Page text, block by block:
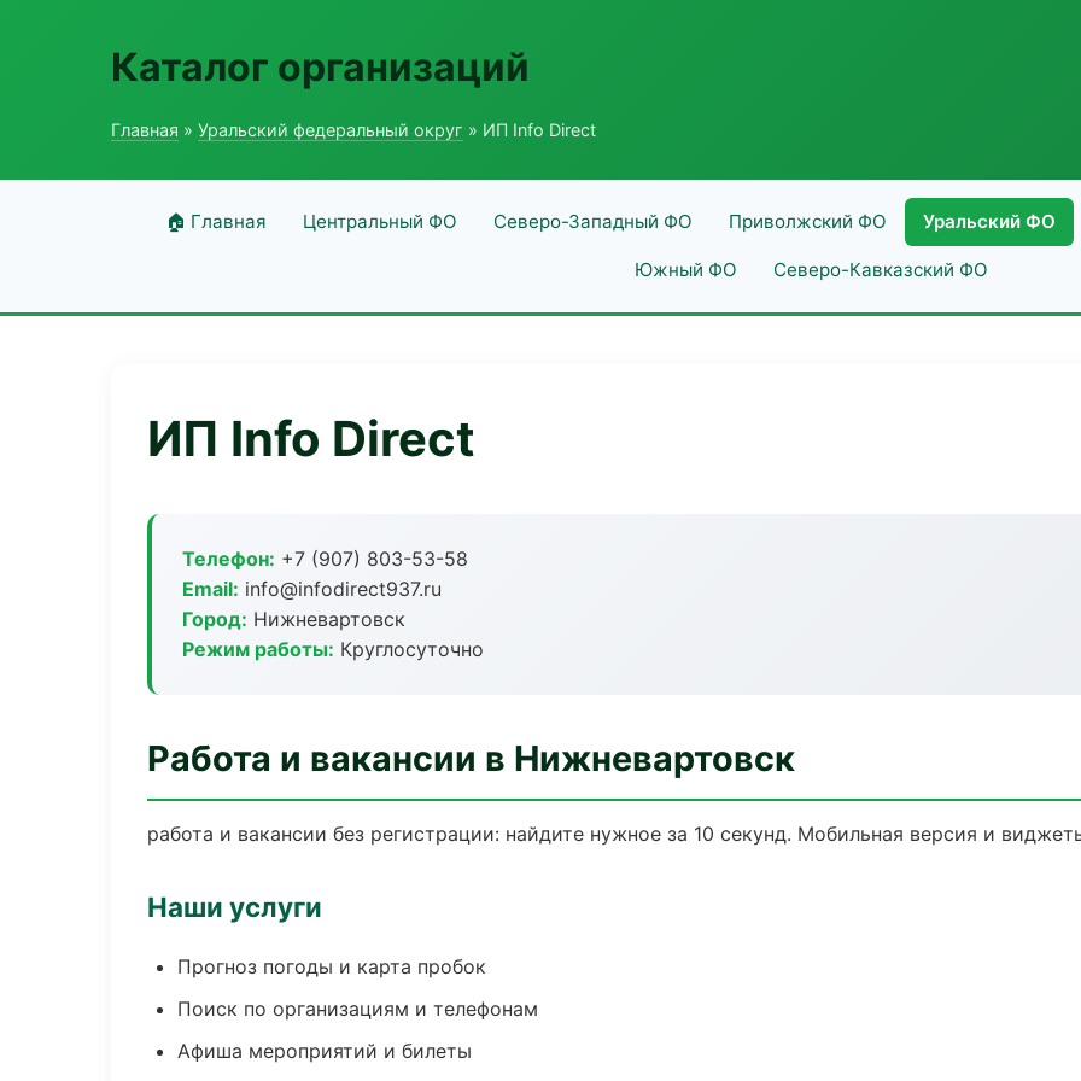
Каталог организаций
Главная » Уральский федеральный округ » ИП Info Direct
🏠 Главная Центральный ФО Северо-Западный ФО Приволжский ФО Уральский ФО
Южный ФО Северо-Кавказский ФО
ИП Info Direct
Телефон: +7 (907) 803-53-58
Email: info@infodirect937.ru
Город: Нижневартовск
Режим работы: Круглосуточно
Работа и вакансии в Нижневартовск
работа и вакансии без регистрации: найдите нужное за 10 секунд. Мобильная версия и
Наши услуги
Прогноз погоды и карта пробок
Поиск по организациям и телефонам
Афиша мероприятий и билеты